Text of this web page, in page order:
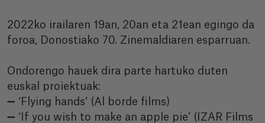
2022ko irailaren 19an, 20an eta 21ean egingo da
foroa, Donostiako 70. Zinemaldiaren esparruan.
Ondorengo hauek dira parte hartuko duten
euskal proiektuak:
➖ ‘Flying hands’ (Al borde films)
➖ ‘If you wish to make an apple pie’ (IZAR Films